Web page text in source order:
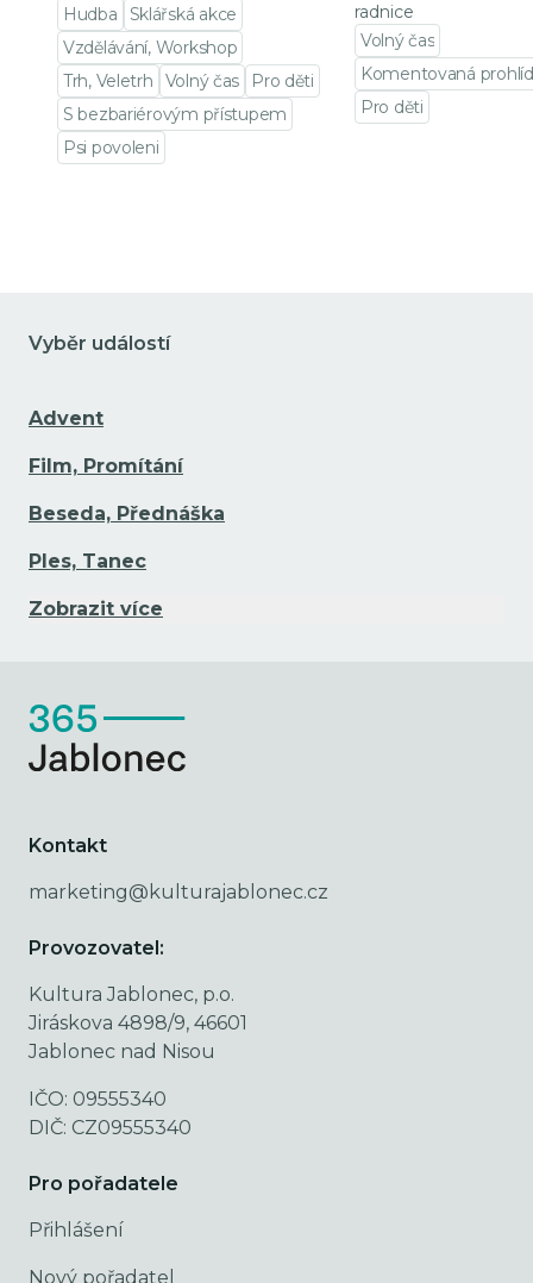
Hudba
Sklářská akce
Vzdělávání, Workshop
Trh, Veletrh
Volný čas
Pro děti
S bezbariérovým přístupem
Psi povoleni
radnice
Volný čas
Komentovaná
Pro děti
Vyběr událostí
Advent
Film, Promítání
Beseda, Přednáška
Ples, Tanec
Zobrazit více
Kontakt
marketing@kulturajablonec.cz
Provozovatel:
Kultura Jablonec, p.o.
Jiráskova 4898/9, 46601
Jablonec nad Nisou
IČO: 09555340
DIČ: CZ09555340
Pro pořadatele
Přihlášení
Nový pořadatel